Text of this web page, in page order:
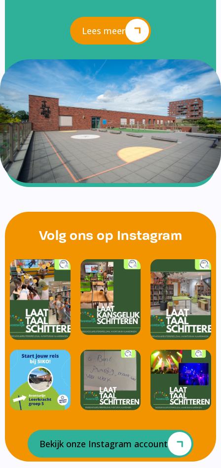
Lees meer
Volg ons op Instagram
Bekijk onze Instagram account